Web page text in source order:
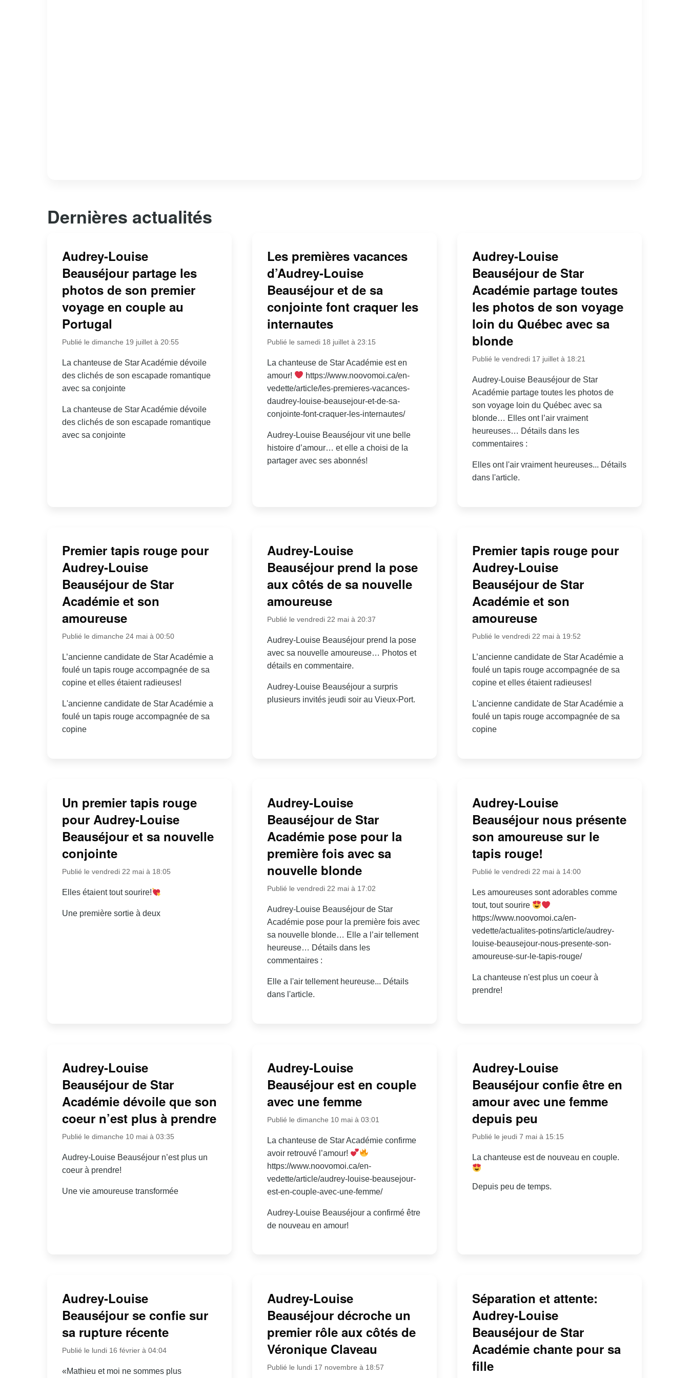
Dernières actualités
Audrey-Louise
Beauséjour partage les
photos de son premier
voyage en couple au
Portugal
Publié le dimanche 19 juillet à 20:55
La chanteuse de Star Académie dévoile
des clichés de son escapade romantique
avec sa conjointe
La chanteuse de Star Académie dévoile
des clichés de son escapade romantique
avec sa conjointe
Les premières vacances
d’Audrey-Louise
Beauséjour et de sa
conjointe font craquer les
internautes
Publié le samedi 18 juillet à 23:15
La chanteuse de Star Académie est en
amour!
https://www.noovomoi.ca/en-
vedette/article/les-premieres-vacances-
daudrey-louise-beausejour-et-de-sa-
conjointe-font-craquer-les-internautes/
Audrey-Louise Beauséjour vit une belle
histoire d’amour… et elle a choisi de la
partager avec ses abonnés!
Audrey-Louise
Beauséjour de Star
Académie partage toutes
les photos de son voyage
loin du Québec avec sa
blonde
Publié le vendredi 17 juillet à 18:21
Audrey-Louise Beauséjour de Star
Académie partage toutes les photos de
son voyage loin du Québec avec sa
blonde… Elles ont l’air vraiment
heureuses… Détails dans les
commentaires :
Elles ont l'air vraiment heureuses... Détails
dans l'article.
Premier tapis rouge pour
Audrey-Louise
Beauséjour de Star
Académie et son
amoureuse
Publié le dimanche 24 mai à 00:50
L’ancienne candidate de Star Académie a
foulé un tapis rouge accompagnée de sa
copine et elles étaient radieuses!
L'ancienne candidate de Star Académie a
foulé un tapis rouge accompagnée de sa
copine
Audrey-Louise
Beauséjour prend la pose
aux côtés de sa nouvelle
amoureuse
Publié le vendredi 22 mai à 20:37
Audrey-Louise Beauséjour prend la pose
avec sa nouvelle amoureuse… Photos et
détails en commentaire.
Audrey-Louise Beauséjour a surpris
plusieurs invités jeudi soir au Vieux-Port.
Premier tapis rouge pour
Audrey-Louise
Beauséjour de Star
Académie et son
amoureuse
Publié le vendredi 22 mai à 19:52
L’ancienne candidate de Star Académie a
foulé un tapis rouge accompagnée de sa
copine et elles étaient radieuses!
L'ancienne candidate de Star Académie a
foulé un tapis rouge accompagnée de sa
copine
Un premier tapis rouge
pour Audrey-Louise
Beauséjour et sa nouvelle
conjointe
Publié le vendredi 22 mai à 18:05
Elles étaient tout sourire!
Une première sortie à deux
Audrey-Louise
Beauséjour de Star
Académie pose pour la
première fois avec sa
nouvelle blonde
Publié le vendredi 22 mai à 17:02
Audrey-Louise Beauséjour de Star
Académie pose pour la première fois avec
sa nouvelle blonde… Elle a l’air tellement
heureuse… Détails dans les
commentaires :
Elle a l'air tellement heureuse... Détails
dans l'article.
Audrey-Louise
Beauséjour nous présente
son amoureuse sur le
tapis rouge!
Publié le vendredi 22 mai à 14:00
Les amoureuses sont adorables comme
tout, tout sourire
https://www.noovomoi.ca/en-
vedette/actualites-potins/article/audrey-
louise-beausejour-nous-presente-son-
amoureuse-sur-le-tapis-rouge/
La chanteuse n'est plus un coeur à
prendre!
Audrey-Louise
Beauséjour de Star
Académie dévoile que son
coeur n’est plus à prendre
Publié le dimanche 10 mai à 03:35
Audrey-Louise Beauséjour n’est plus un
coeur à prendre!
Une vie amoureuse transformée
Audrey-Louise
Beauséjour est en couple
avec une femme
Publié le dimanche 10 mai à 03:01
La chanteuse de Star Académie confirme
avoir retrouvé l’amour!
https://www.noovomoi.ca/en-
vedette/article/audrey-louise-beausejour-
est-en-couple-avec-une-femme/
Audrey-Louise Beauséjour a confirmé être
de nouveau en amour!
Audrey-Louise
Beauséjour confie être en
amour avec une femme
depuis peu
Publié le jeudi 7 mai à 15:15
La chanteuse est de nouveau en couple.
Depuis peu de temps.
Audrey-Louise
Beauséjour se confie sur
sa rupture récente
Publié le lundi 16 février à 04:04
«Mathieu et moi ne sommes plus
Audrey-Louise
Beauséjour décroche un
premier rôle aux côtés de
Véronique Claveau
Publié le lundi 17 novembre à 18:57
Séparation et attente:
Audrey-Louise
Beauséjour de Star
Académie chante pour sa
fille